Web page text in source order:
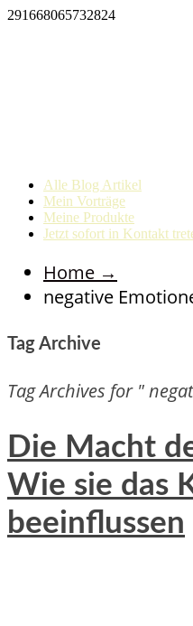
291668065732824
Alle Blog Artikel
Mein Vorträge
Meine Produkte
Jetzt sofort in Kontakt
Home →
negative
Tag Archive
Tag Archives for "
Die Macht
Wie sie das
beeinflussen